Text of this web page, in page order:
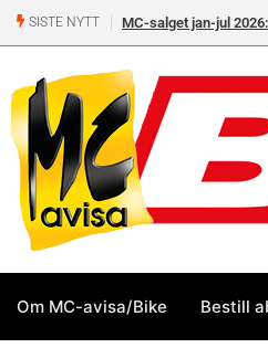
SISTE NYTT MC-salget jan-jul
Om MC-avisa/Bike Bestill